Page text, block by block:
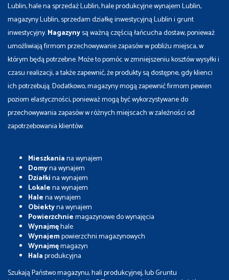
Lublin, hale na sprzedaż Lublin, hale produkcyjne wynajem Lublin,
magazyny Lublin, sprzedam działkę inwestycyjną Lublin i grunt
inwestycyjny.Magazynysą ważną częścią łańcucha dostaw, ponieważ
umożliwiają firmom przechowywanie zapasów w pobliżu miejsca, w
którym będą potrzebne. Może to pomóc w zmniejszeniu kosztów wysyłki i
czasu realizacji, a także zapewnić, że produkty są dostępne, gdy klienci
ich potrzebują. Dodatkowo, magazyny mogą zapewnić firmom pewien
poziom elastyczności, ponieważ mogą być wykorzystywane do
przechowywania zapasów w różnych miejscach w zależności od
zapotrzebowania klientów.
Mieszkaniana wynajem
Domyna wynajem
Działkina wynajem
Lokalena wynajem
Halena wynajem
Obiektyna wynajem
Powierzchniemagazynowe do wynajęcia
Wynajmęhale
Wynajempowierzchni magazynowych
Wynajmęmagazyn
Halaprodukcyjna
Szukają Państwo magazynu, hali produkcyjnej, lub Gruntu